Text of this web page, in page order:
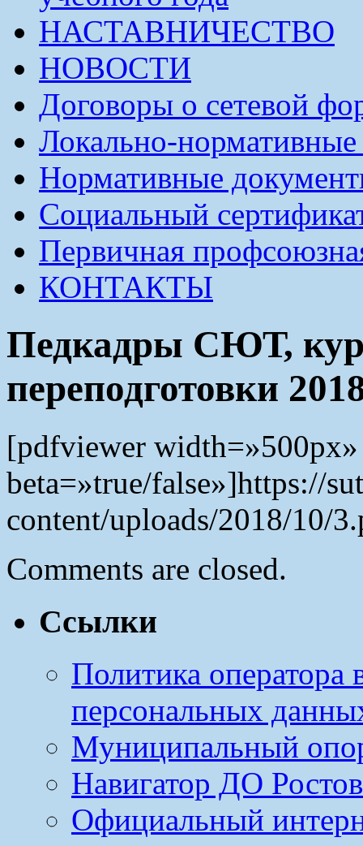
НАСТАВНИЧЕСТВО
НОВОСТИ
Договоры о сетевой
Локально-
Нормативные
Социальный
Первичная
КОНТАКТЫ
Педкадры СЮТ,
переподготовки
[pdfviewer
beta=»true/false»]https://
content/uploads/2018/10/
Comments are closed.
Ссылки
Политика оператора
персональных
Муниципальный
Навигатор ДО
Официальный